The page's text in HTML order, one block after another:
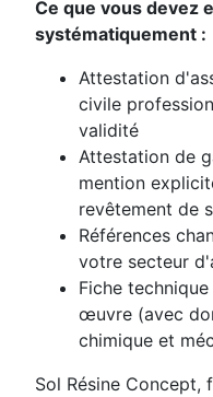
Ce que vous devez
systématiquement :
Attestation
civile
validité
Attestation de
mention
revêtement de
Références
votre secteur
Fiche
œuvre (avec
chimique et
Sol Résine Concept,